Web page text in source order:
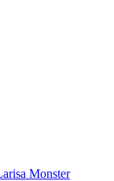
Monster